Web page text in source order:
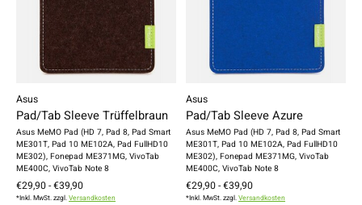
Asus
Pad/Tab Sleeve Trüffelbraun
Asus MeMO Pad (HD 7, Pad 8, Pad Smart
ME301T, Pad 10 ME102A, Pad FullHD10
ME302), Fonepad ME371MG, VivoTab
ME400C, VivoTab Note 8
€29,90 - €39,90
*Inkl. MwSt. zzgl.Versandkosten
Asus
Pad/Tab Sleeve Azure
Asus MeMO Pad (HD 7, Pad 8, Pad Smart
ME301T, Pad 10 ME102A, Pad FullHD10
ME302), Fonepad ME371MG, VivoTab
ME400C, VivoTab Note 8
€29,90 - €39,90
*Inkl. MwSt. zzgl.Versandkosten